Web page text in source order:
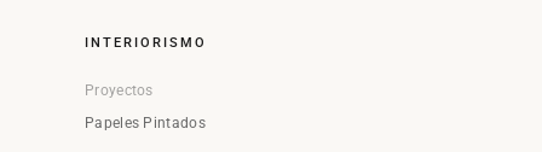
INTERIORISMO
Proyectos
Papeles Pintados